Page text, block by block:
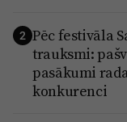
2 Pēc festivāla
trauksmi:
pasākumi
konkurenci